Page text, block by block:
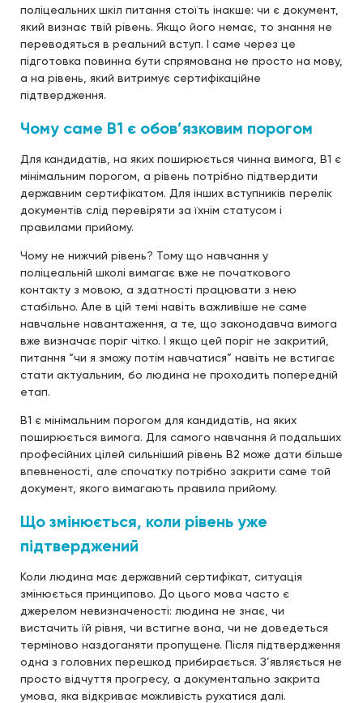
поліцеальних шкіл питання стоїть інакше: чи є документ,
який визнає твій рівень. Якщо його немає, то знання не
переводяться в реальний вступ. І саме через це
підготовка повинна бути спрямована не просто на мову,
а на рівень, який витримує сертифікаційне
підтвердження.
Чому саме B1 є обов’язковим порогом
Для кандидатів, на яких поширюється чинна вимога, B1 є
мінімальним порогом, а рівень потрібно підтвердити
державним сертифікатом. Для інших вступників перелік
документів слід перевіряти за їхнім статусом і
правилами прийому.
Чому не нижчий рівень? Тому що навчання у
поліцеальній школі вимагає вже не початкового
контакту з мовою, а здатності працювати з нею
стабільно. Але в цій темі навіть важливіше не саме
навчальне навантаження, а те, що законодавча вимога
вже визначає поріг чітко. І якщо цей поріг не закритий,
питання “чи я зможу потім навчатися” навіть не встигає
стати актуальним, бо людина не проходить попередній
етап.
B1 є мінімальним порогом для кандидатів, на яких
поширюється вимога. Для самого навчання й подальших
професійних цілей сильніший рівень B2 може дати більше
впевненості, але спочатку потрібно закрити саме той
документ, якого вимагають правила прийому.
Що змінюється, коли рівень уже
підтверджений
Коли людина має державний сертифікат, ситуація
змінюється принципово. До цього мова часто є
джерелом невизначеності: людина не знає, чи
вистачить їй рівня, чи встигне вона, чи не доведеться
терміново наздоганяти пропущене. Після підтвердження
одна з головних перешкод прибирається. З’являється не
просто відчуття прогресу, а документально закрита
умова, яка відкриває можливість рухатися далі.